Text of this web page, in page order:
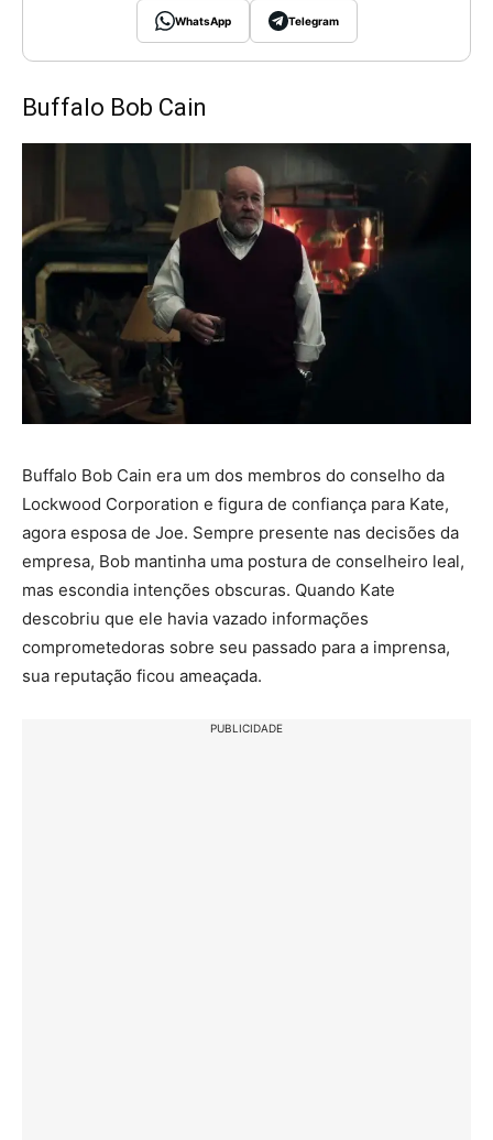
WhatsApp Telegram
Buffalo Bob Cain
Buffalo Bob Cain era um dos membros do conselho da
Lockwood Corporation e figura de confiança para Kate,
agora esposa de Joe. Sempre presente nas decisões da
empresa, Bob mantinha uma postura de conselheiro leal,
mas escondia intenções obscuras. Quando Kate
descobriu que ele havia vazado informações
comprometedoras sobre seu passado para a imprensa,
sua reputação ficou ameaçada.
PUBLICIDADE